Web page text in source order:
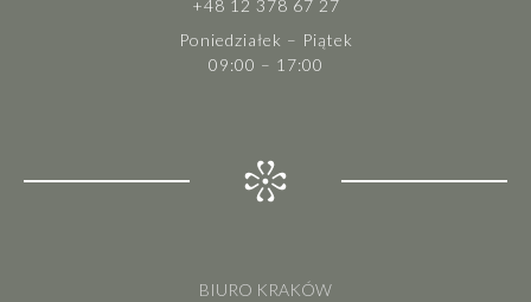
+48 12 378 67 27
Poniedziałek – Piątek
09:00 – 17:00
BIURO KRAKÓW